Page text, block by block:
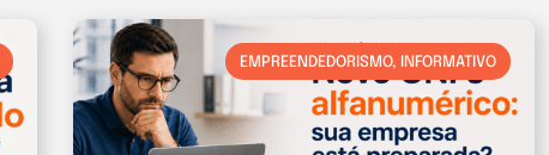
EMPREENDEDORISMO, INFORMATIVO